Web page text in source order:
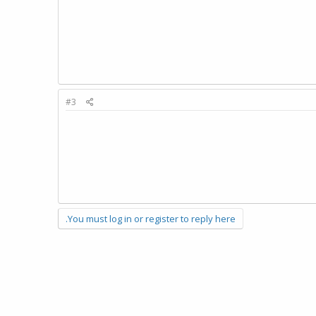
#3
You must log in or register to reply here.